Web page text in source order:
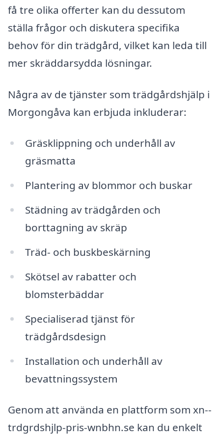
få tre olika offerter kan du dessutom
ställa frågor och diskutera specifika
behov för din trädgård, vilket kan leda till
mer skräddarsydda lösningar.
Några av de tjänster som trädgårdshjälp i
Morgongåva kan erbjuda inkluderar:
Gräsklippning och underhåll av
gräsmatta
Plantering av blommor och buskar
Städning av trädgården och
borttagning av skräp
Träd- och buskbeskärning
Skötsel av rabatter och
blomsterbäddar
Specialiserad tjänst för
trädgårdsdesign
Installation och underhåll av
bevattningssystem
Genom att använda en plattform som xn--
trdgrdshjlp-pris-wnbhn.se kan du enkelt